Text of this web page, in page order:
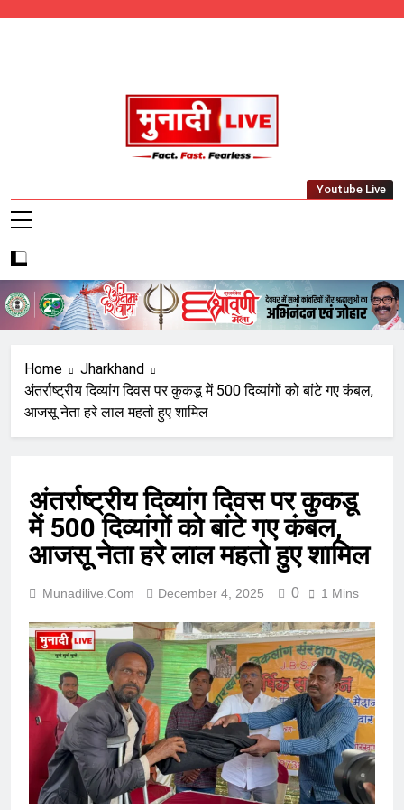
Munadi Live – Jharkhand's Leading Local
Youtube Live
Home
Jharkhand
अंतर्राष्ट्रीय दिव्यांग दिवस पर कुकडू में 500 दिव्यांगों को बांटे गए कंबल,
आजसू नेता हरे लाल महतो हुए शामिल
अंतर्राष्ट्रीय दिव्यांग दिवस पर कुकडू
में 500 दिव्यांगों को बांटे गए कंबल,
आजसू नेता हरे लाल महतो हुए शामिल
Munadilive.com December 4, 2025 0 1 Mins